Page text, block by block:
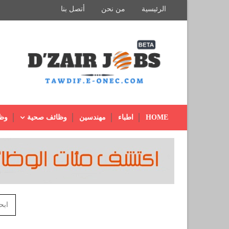
الرئيسية من نحن أتصل بنا
HOME اطباء مهندسين وظائف صحية